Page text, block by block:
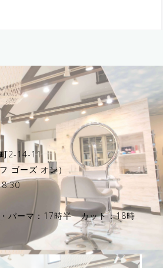
2-14-11
ゴーズ オン）
パーマ：17時半 カット：18時